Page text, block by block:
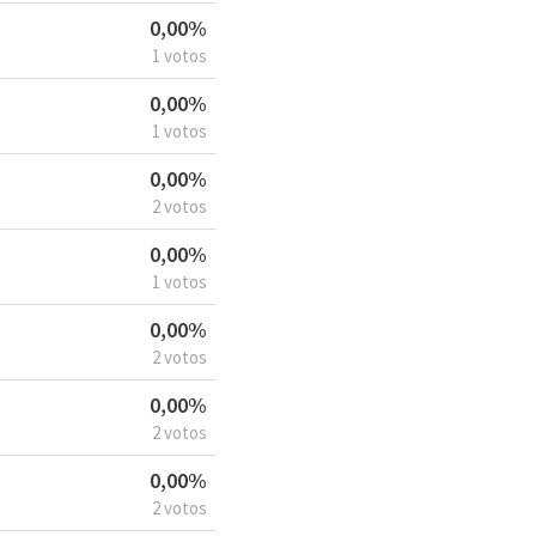
0,00%
1 votos
0,00%
1 votos
0,00%
2 votos
0,00%
1 votos
0,00%
2 votos
0,00%
2 votos
0,00%
2 votos